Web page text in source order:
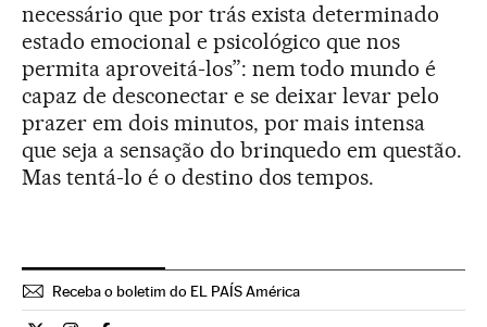
necessário que por trás exista determinado
estado emocional e psicológico que nos
permita aproveitá-los”: nem todo mundo é
capaz de desconectar e se deixar levar pelo
prazer em dois minutos, por mais intensa
que seja a sensação do brinquedo em questão.
Mas tentá-lo é o destino dos tempos.
Receba o boletim do EL PAÍS América